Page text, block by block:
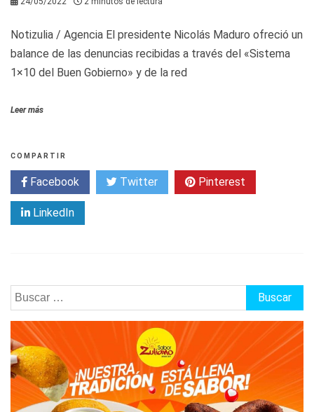
Notizulia / Agencia El presidente Nicolás Maduro ofreció un
balance de las denuncias recibidas a través del «Sistema
1×10 del Buen Gobierno» y de la red
Leer más
COMPARTIR
Facebook Twitter Pinterest
LinkedIn
Buscar: